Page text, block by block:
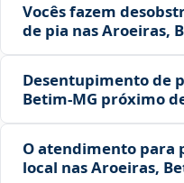
Vocês fazem
de pia nas Aroeiras,
Desentupimento de
Betim‑MG próximo
O atendimento para
local nas Aroeiras,